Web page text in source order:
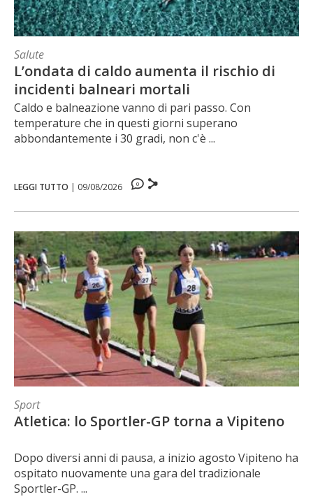
Salute
L’ondata di caldo aumenta il rischio di
incidenti balneari mortali
Caldo e balneazione vanno di pari passo. Con
temperature che in questi giorni superano
abbondantemente i 30 gradi, non c'è ...
LEGGI TUTTO | 09/08/2026 0
Sport
Atletica: lo Sportler-GP torna a Vipiteno
Dopo diversi anni di pausa, a inizio agosto Vipiteno ha
ospitato nuovamente una gara del tradizionale
Sportler-GP. ...